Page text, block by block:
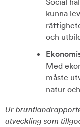
kunna
och
Med
måste
natur
Ur
utveckling som